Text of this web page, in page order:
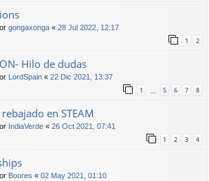
gongaxonga « 28 Jul 2022, 12:17
1 2
Hilo de dudas
LordSpain « 22 Dic 2021, 13:37
1 … 5 6 7 8
en STEAM
IndiaVerde « 26 Oct 2021, 07:41
1 2 3 4
Boores « 02 May 2021, 01:10